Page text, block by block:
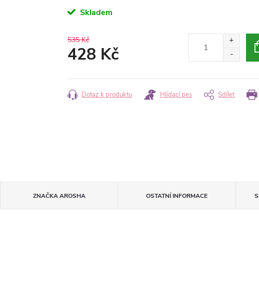
Skladem
535 Kč
428 Kč
cena:
Dotaz k produktu Hlídací pes Sdílet
ZNAČKAAROSHA OSTATNÍ INFORMACE